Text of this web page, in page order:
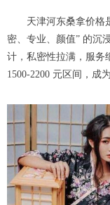
天津河东桑拿价格是
密、专业、颜值” 的沉
计，私密性拉满，服务
1500-2200 元区间，成